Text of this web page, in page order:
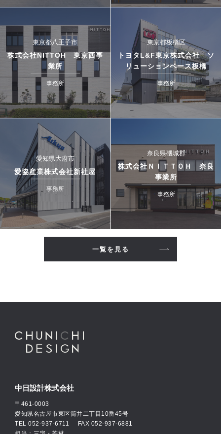
東京都八王子市
株式会社NITTOH 東京西事
業所
事務所
東京都板橋区
トヨタL&F東京株式会社 ソ
リューションベース板橋
事務所
愛知県大府市
愛協産業株式会社新社屋
事務所
奈良県磯城郡
株式会社ＮＩＴＴＯＨ 奈良
事業所
事務所
一覧を見る
中日設計株式会社
〒461-0003
愛知県名古屋市東区筒井二丁目10番45号
TEL 052-937-6711 FAX 052-937-6881